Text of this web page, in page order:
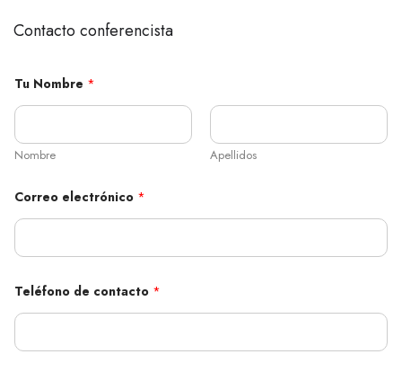
Contacto conferencista
Tu Nombre *
Nombre Apellidos
e
é
o
o
o
b
Correo electrónico *
Teléfono de contacto *